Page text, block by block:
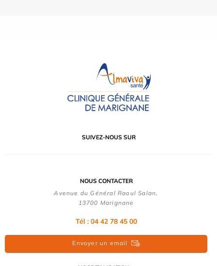
SUIVEZ-NOUS SUR
NOUS CONTACTER
Avenue du Général Raoul Salan,
13700 Marignane
Tél : 04 42 78 45 00
Envoyer un email